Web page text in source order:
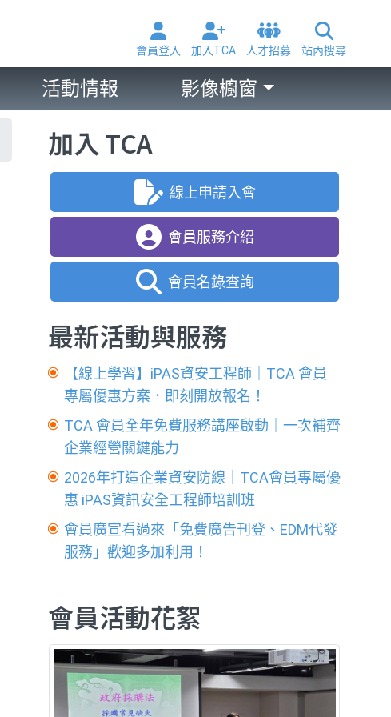
會員登入 加入TCA 人才招募 站內搜尋
活動情報 影像櫥窗
加入 TCA
線上申請入會
會員服務介紹
會員名錄查詢
最新活動與服務
【線上學習】iPAS資安工程師｜TCA 會員
專屬優惠方案．即刻開放報名！
TCA 會員全年免費服務講座啟動｜一次補齊
企業經營關鍵能力
2026年打造企業資安防線｜TCA會員專屬優
惠 iPAS資訊安全工程師培訓班
會員廣宣看過來「免費廣告刊登、EDM代發
服務」歡迎多加利用！
會員活動花絮